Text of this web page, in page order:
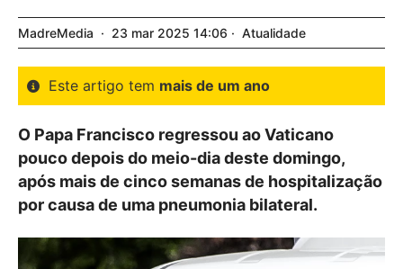
MadreMedia 23 mar 2025 14:06 Atualidade
Este artigo tem mais de um ano
O Papa Francisco regressou ao Vaticano
pouco depois do meio-dia deste domingo,
após mais de cinco semanas de hospitalização
por causa de uma pneumonia bilateral.